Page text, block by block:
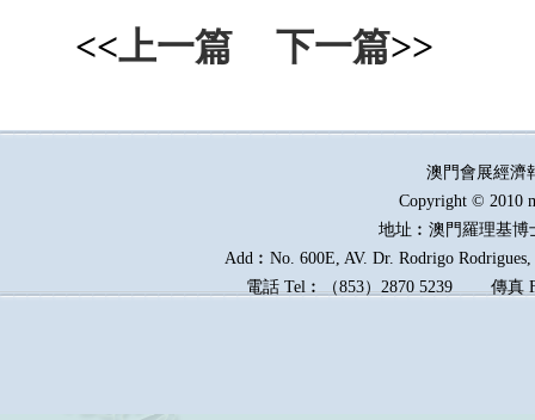
<<上一篇 下一篇>>
澳門會展經
Copyright © 2010
地址︰澳門羅理基博
Add︰No. 600E, AV. Dr. Rodrigo
電話 Tel︰（853）2870 5239傳真